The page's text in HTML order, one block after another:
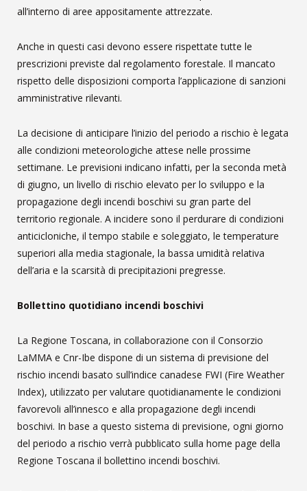
all’interno di aree appositamente attrezzate.
Anche in questi casi devono essere rispettate tutte le
prescrizioni previste dal regolamento forestale. Il mancato
rispetto delle disposizioni comporta l’applicazione di sanzioni
amministrative rilevanti.
La decisione di anticipare l’inizio del periodo a rischio è legata
alle condizioni meteorologiche attese nelle prossime
settimane. Le previsioni indicano infatti, per la seconda metà
di giugno, un livello di rischio elevato per lo sviluppo e la
propagazione degli incendi boschivi su gran parte del
territorio regionale. A incidere sono il perdurare di condizioni
anticicloniche, il tempo stabile e soleggiato, le temperature
superiori alla media stagionale, la bassa umidità relativa
dell’aria e la scarsità di precipitazioni pregresse.
Bollettino quotidiano incendi boschivi
La Regione Toscana, in collaborazione con il Consorzio
LaMMA e Cnr-Ibe dispone di un sistema di previsione del
rischio incendi basato sull’indice canadese FWI (Fire Weather
Index), utilizzato per valutare quotidianamente le condizioni
favorevoli all’innesco e alla propagazione degli incendi
boschivi. In base a questo sistema di previsione, ogni giorno
del periodo a rischio verrà pubblicato sulla home page della
Regione Toscana il bollettino incendi boschivi.